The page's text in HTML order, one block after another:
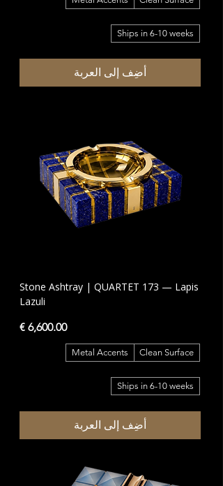
Ships in 6-10 weeks
أضِف إلى العربة
Stone Ashtray | QUARTET 173 — Lapis
Lazuli
السعر
Clean Surface
Metal Accents
Ships in 6-10 weeks
أضِف إلى العربة